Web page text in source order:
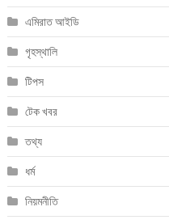
এমিরাত আইডি
গৃহস্থালি
টিপস
টেক খবর
তথ্য
ধর্ম
নিয়মনীতি